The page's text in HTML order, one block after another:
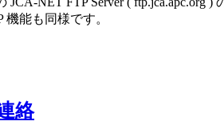
能も同様です。
絡